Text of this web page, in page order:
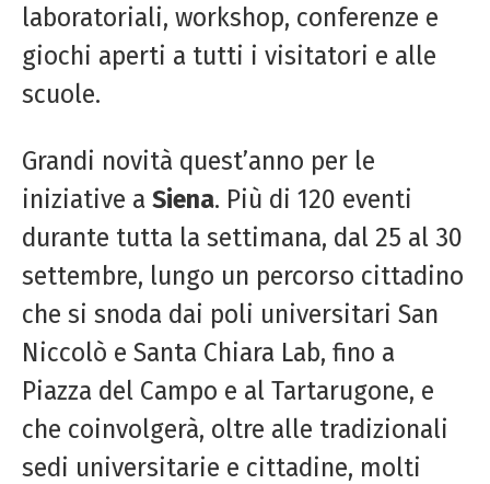
laboratoriali, workshop, conferenze e
giochi aperti a tutti i visitatori e alle
scuole.
Grandi novità quest’anno per le
iniziative a Siena. Più di 120 eventi
durante tutta la settimana, dal 25 al 30
settembre, lungo un percorso cittadino
che si snoda dai poli universitari San
Niccolò e Santa Chiara Lab, fino a
Piazza del Campo e al Tartarugone, e
che coinvolgerà, oltre alle tradizionali
sedi universitarie e cittadine, molti